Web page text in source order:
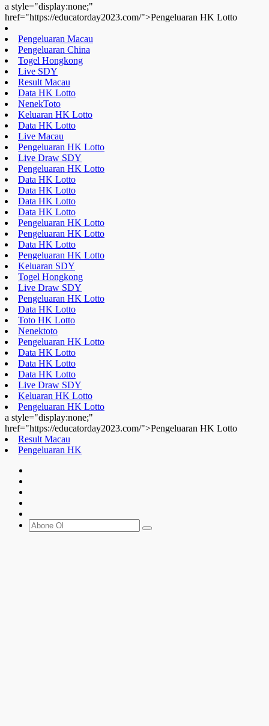
a style="display:none;"
href="https://educatorday2023.com/">Pengeluaran HK Lotto
Pengeluaran Macau
Pengeluaran China
Togel Hongkong
Live SDY
Result Macau
Data HK Lotto
NenekToto
Keluaran HK Lotto
Data HK Lotto
Live Macau
Pengeluaran HK Lotto
Live Draw SDY
Pengeluaran HK Lotto
Data HK Lotto
Data HK Lotto
Data HK Lotto
Data HK Lotto
Pengeluaran HK Lotto
Pengeluaran HK Lotto
Data HK Lotto
Pengeluaran HK Lotto
Keluaran SDY
Togel Hongkong
Live Draw SDY
Pengeluaran HK Lotto
Data HK Lotto
Toto HK Lotto
Nenektoto
Pengeluaran HK Lotto
Data HK Lotto
Data HK Lotto
Data HK Lotto
Live Draw SDY
Keluaran HK Lotto
Pengeluaran HK Lotto
a style="display:none;"
href="https://educatorday2023.com/">Pengeluaran HK Lotto
Result Macau
Pengeluaran HK